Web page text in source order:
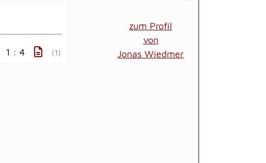
zum Profil
von
Jonas Wiedmer
1 : 4 (1)